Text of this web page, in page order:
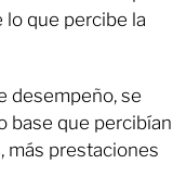
lo que percibe la
desempeño, se
base que percibían
más prestaciones